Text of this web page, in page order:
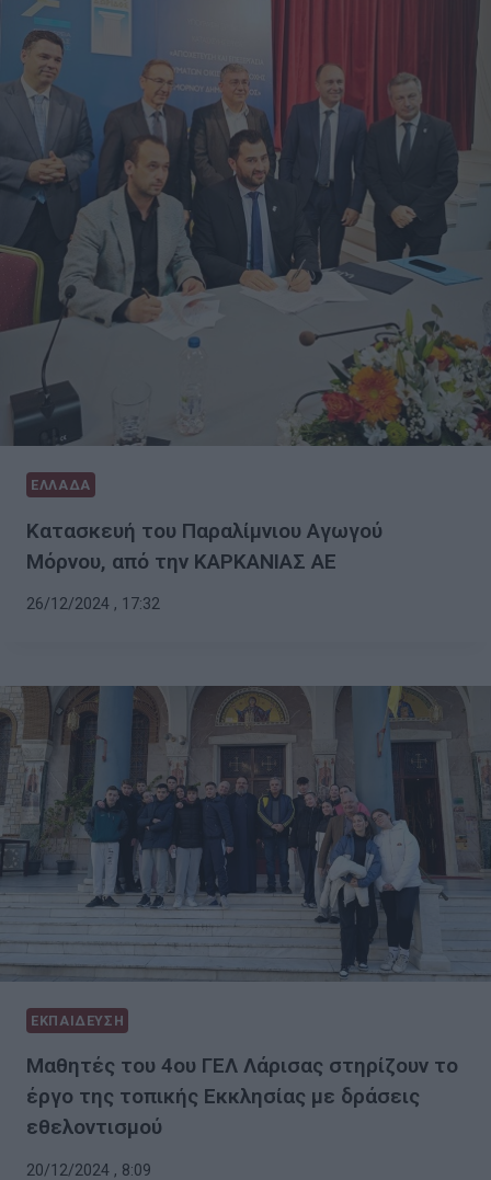
ΕΛΛΑΔΑ
Κατασκευή του Παραλίμνιου Αγωγού
Μόρνου, από την ΚΑΡΚΑΝΙΑΣ ΑΕ
26/12/2024 , 17:32
ΕΚΠΑΙΔΕΥΣΗ
Μαθητές του 4ου ΓΕΛ Λάρισας στηρίζουν το
έργο της τοπικής Εκκλησίας με δράσεις
εθελοντισμού
20/12/2024 , 8:09